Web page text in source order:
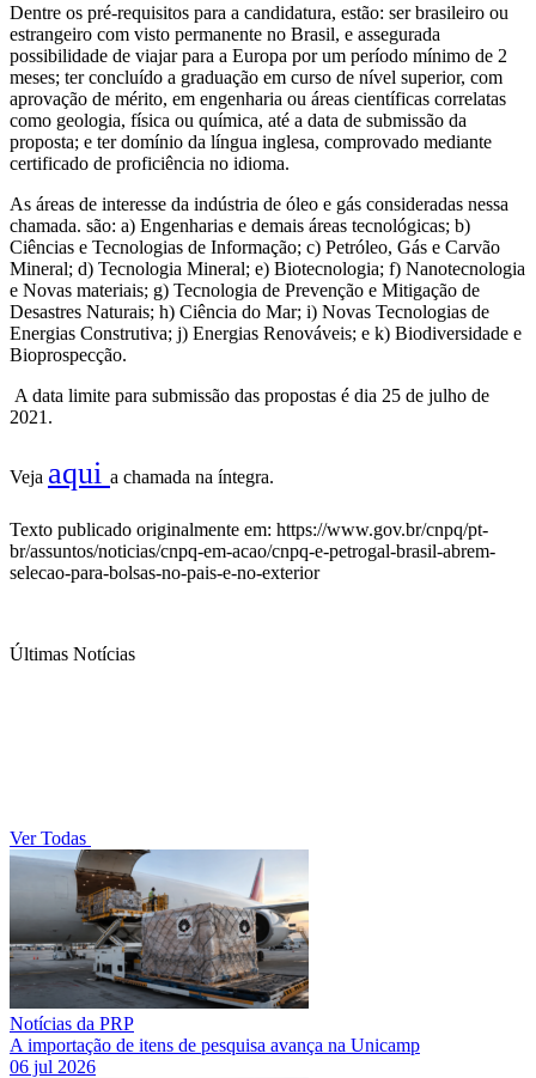
Dentre os pré-requisitos para a candidatura, estão: ser brasileiro ou
estrangeiro com visto permanente no Brasil, e assegurada
possibilidade de viajar para a Europa por um período mínimo de 2
meses; ter concluído a graduação em curso de nível superior, com
aprovação de mérito, em engenharia ou áreas científicas correlatas
como geologia, física ou química, até a data de submissão da
proposta; e ter domínio da língua inglesa, comprovado mediante
certificado de proficiência no idioma.
As áreas de interesse da indústria de óleo e gás consideradas nessa
chamada. são: a) Engenharias e demais áreas tecnológicas; b)
Ciências e Tecnologias de Informação; c) Petróleo, Gás e Carvão
Mineral; d) Tecnologia Mineral; e) Biotecnologia; f) Nanotecnologia
e Novas materiais; g) Tecnologia de Prevenção e Mitigação de
Desastres Naturais; h) Ciência do Mar; i) Novas Tecnologias de
Energias Construtiva; j) Energias Renováveis; e k) Biodiversidade e
Bioprospecção.
A data limite para submissão das propostas é dia 25 de julho de
2021.
Veja aqui a chamada na íntegra.
Texto publicado originalmente em: https://www.gov.br/cnpq/pt-
br/assuntos/noticias/cnpq-em-acao/cnpq-e-petrogal-brasil-abrem-
selecao-para-bolsas-no-pais-e-no-exterior
Últimas Notícias
Ver Todas
Notícias da PRP
A importação de itens de pesquisa avança na Unicamp
06 jul 2026